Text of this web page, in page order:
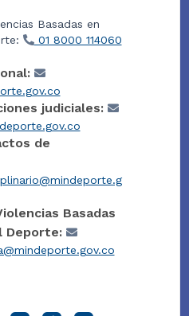
Basadas en
01 8000 114060
judiciales:
de
Basadas
Deporte: